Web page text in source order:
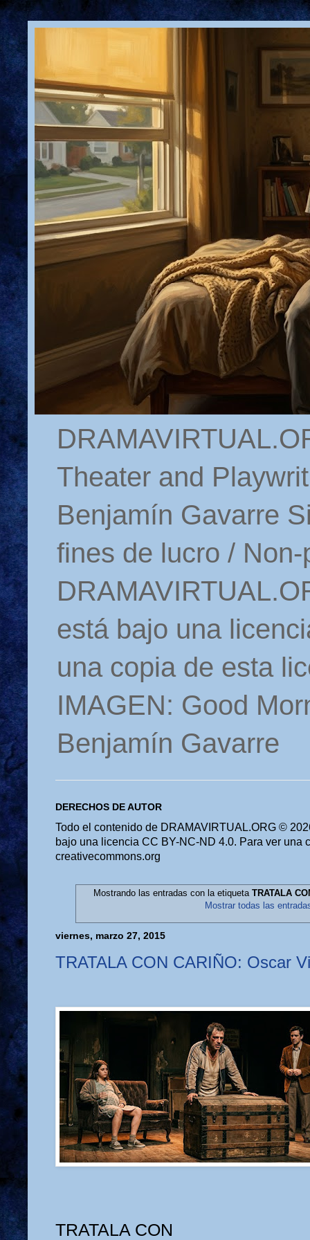
Theater and
Benjamín Gavarre
fines de lucro /
está bajo una
una copia de esta
IMAGEN: Good
Benjamín Gavarre
DERECHOS DE AUTOR
Todo el contenido de DRAMAVIRTUAL.ORG ©
bajo una licencia CC BY-NC-ND 4.0. Para ver una
creativecommons.org
Mostrando las entradas con la etiqueta TRATALA
Mostrar todas las
viernes, marzo 27, 2015
TRATALA CON CARIÑO: Oscar
TRATALA CON